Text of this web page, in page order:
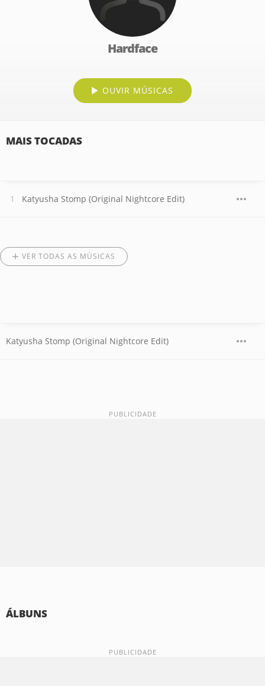
Hardface
OUVIR MÚSICAS
MAIS TOCADAS
Katyusha Stomp (Original Nightcore Edit)
VER TODAS AS MÚSICAS
Katyusha Stomp (Original Nightcore Edit)
ÁLBUNS